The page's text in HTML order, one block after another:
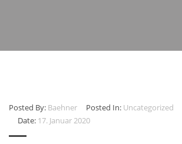
Posted By: Baehner Posted In: Uncategorized
Date: 17. Januar 2020